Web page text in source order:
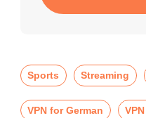
Sports Streaming
VPN for German